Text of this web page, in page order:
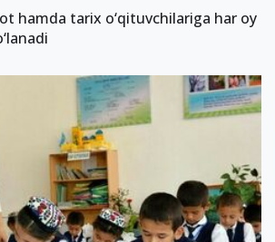
hamda tarix o‘qituvchilariga har oy